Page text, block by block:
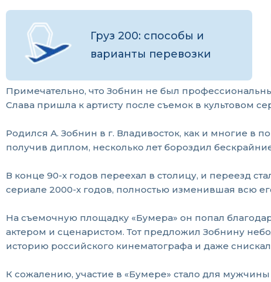
Груз 200: способы и
варианты перевозки
Примечательно, что Зобнин не был
Слава пришла к артисту после съемок в культовом
Родился А. Зобнин в г. Владивосток, как и многие в
получив диплом, несколько лет бороздил
В конце 90-х годов переехал в столицу, и переезд
сериале 2000-х годов, полностью изменившая всю
На съемочную площадку «Бумера» он попал
актером и сценаристом. Тот предложил Зобнину
историю российского кинематографа и даже
К сожалению, участие в «Бумере» стало для